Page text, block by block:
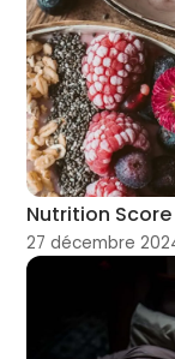
Nutrition
27 décembre